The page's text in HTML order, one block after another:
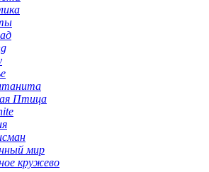
Птица
мир
кружево